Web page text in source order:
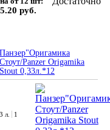
руб.
Панзер"Оригамика
Стоут/Panzer Origamika
Stout 0,33л.*12
л. 1